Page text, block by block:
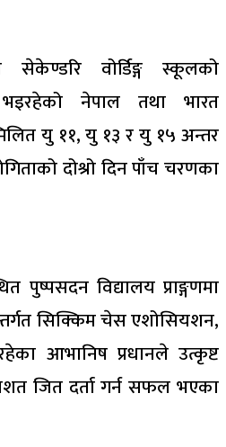
वोर्डिङ्ग स्कूलको
नेपाल तथा भारत
यु ११, यु १३ र यु १५ अन्तर
दोश्रो दिन पाँच चरणका
पुष्पसदन विद्यालय प्राङ्गणमा
सिक्किम चेस एशोसियशन,
आभानिष प्रधानले उत्कृष्ट
जित दर्ता गर्न सफल भएका